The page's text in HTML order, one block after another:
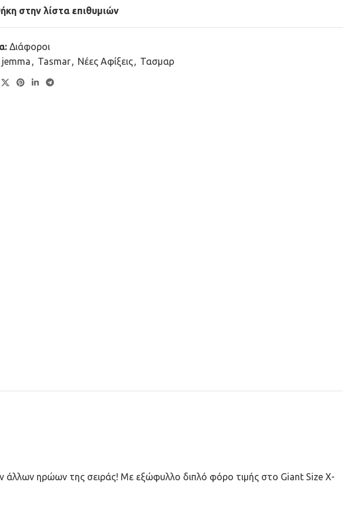
στην λίστα επιθυμιών
Διάφοροι
jemma , Tasmar, Νέες Αφίξεις, Τασμαρ
άλλων ηρώων της σειράς! Με εξώφυλλο διπλό φόρο τιμής στο Giant Size X-